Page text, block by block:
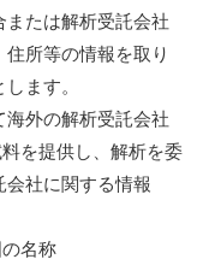
または解析受託会社
所等の情報を取り
ます。
海外の解析受託会社
料を提供し、解析を委
社に関する情報
名称